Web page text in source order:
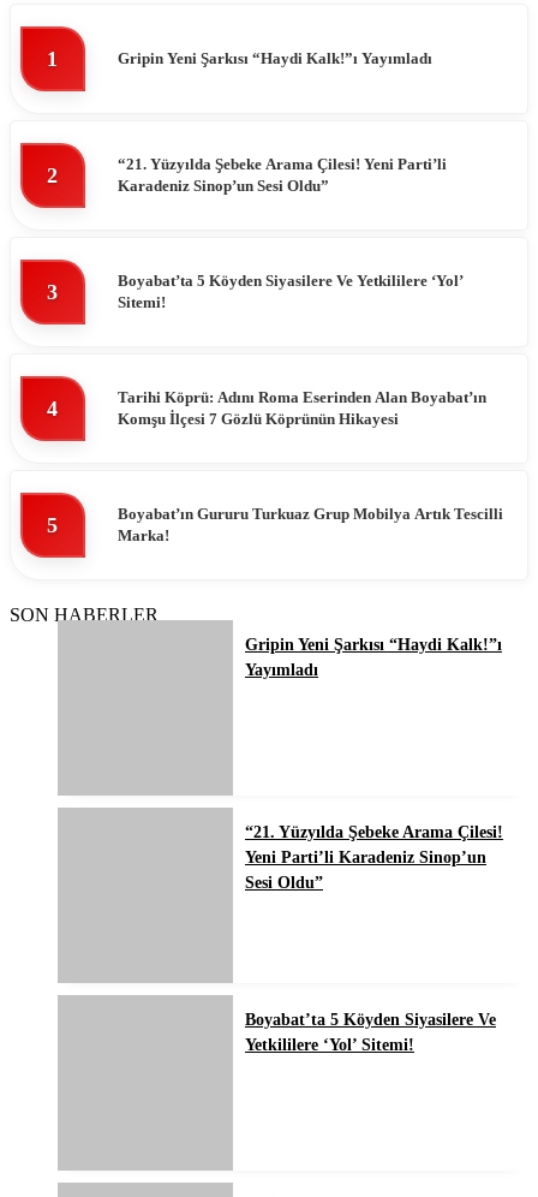
1 Gripin Yeni Şarkısı “Haydi Kalk!”ı Yayımladı
2
“21. Yüzyılda Şebeke Arama Çilesi! Yeni Parti’li
Karadeniz Sinop’un Sesi Oldu”
3
Boyabat’ta 5 Köyden Siyasilere Ve Yetkililere ‘Yol’
Sitemi!
4
Tarihi Köprü: Adını Roma Eserinden Alan Boyabat’ın
Komşu İlçesi 7 Gözlü Köprünün Hikayesi
5
Boyabat’ın Gururu Turkuaz Grup Mobilya Artık Tescilli
Marka!
SON HABERLER
Gripin Yeni Şarkısı “Haydi Kalk!”ı
Yayımladı
“21. Yüzyılda Şebeke Arama Çilesi!
Yeni Parti’li Karadeniz Sinop’un
Sesi Oldu”
Boyabat’ta 5 Köyden Siyasilere Ve
Yetkililere ‘Yol’ Sitemi!